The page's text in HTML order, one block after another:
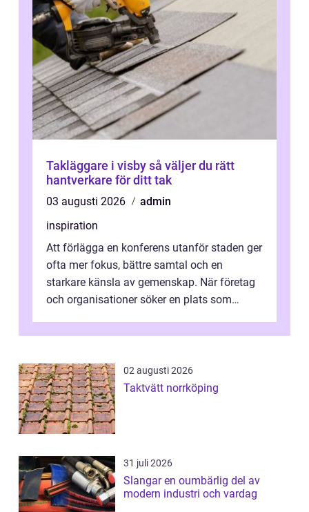
Takläggare i visby så väljer du rätt
hantverkare för ditt tak
03 augusti 2026
admin
inspiration
Att förlägga en konferens utanför staden ger
ofta mer fokus, bättre samtal och en
starkare känsla av gemenskap. När företag
och organisationer söker en plats som
02 augusti 2026
Taktvätt norrköping
31 juli 2026
Slangar en oumbärlig del av
modern industri och vardag